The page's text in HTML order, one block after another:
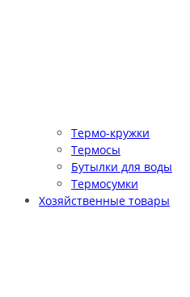
Термо-кружки
Термосы
Бутылки для воды
Термосумки
Хозяйственные товары